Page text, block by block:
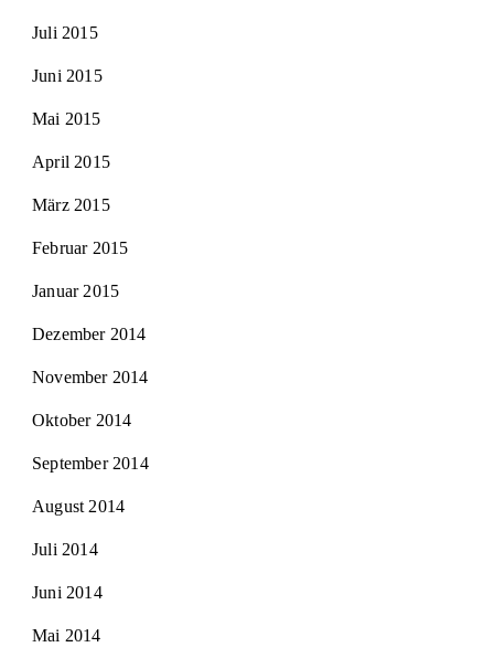
Juli 2015
Juni 2015
Mai 2015
April 2015
März 2015
Februar 2015
Januar 2015
Dezember 2014
November 2014
Oktober 2014
September 2014
August 2014
Juli 2014
Juni 2014
Mai 2014